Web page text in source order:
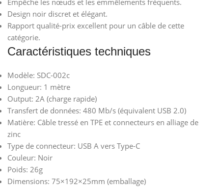
Empêche les nœuds et les emmêlements fréquents.
Design noir discret et élégant.
Rapport qualité-prix excellent pour un câble de cette
catégorie.
Caractéristiques techniques
Modèle: SDC-002c
Longueur: 1 mètre
Output: 2A (charge rapide)
Transfert de données: 480 Mb/s (équivalent USB 2.0)
Matière: Câble tressé en TPE et connecteurs en alliage de
zinc
Type de connecteur: USB A vers Type-C
Couleur: Noir
Poids: 26g
Dimensions: 75×192×25mm (emballage)